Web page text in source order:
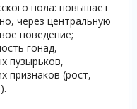
пола: повышает
через центральную
поведение;
гонад,
пузырьков,
признаков (рост,